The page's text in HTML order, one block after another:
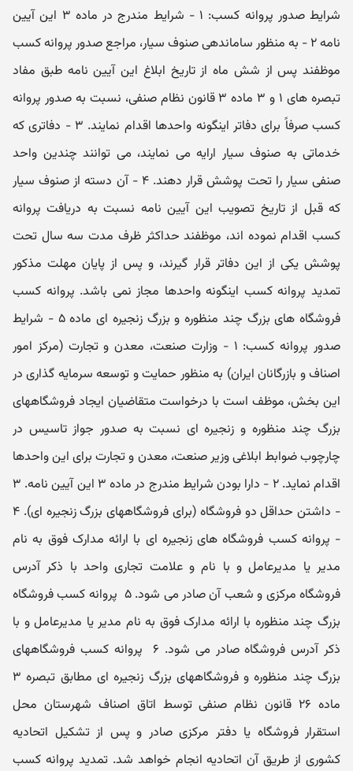
شرایط صدور پروانه کسب: ۱ - شرایط مندرج در ماده ۳ این آیین
نامه ۲ - به منظور ساماندهی صنوف سیار، مراجع صدور پروانه کسب
موظفند پس از شش ماه از تاریخ ابلاغ این آیین نامه طبق مفاد
تبصره های ۱ و ۳ ماده ۳ قانون نظام صنفی، نسبت به صدور پروانه
کسب صرفاً برای دفاتر اینگونه واحدها اقدام نمایند. ۳ - دفاتری که
خدماتی به صنوف سیار ارایه می نمایند، می توانند چندین واحد
صنفی سیار را تحت پوشش قرار دهند. ۴ - آن دسته از صنوف سیار
که قبل از تاریخ تصویب این آیین نامه نسبت به دریافت پروانه
کسب اقدام نموده اند، موظفند حداکثر ظرف مدت سه سال تحت
پوشش یکی از این دفاتر قرار گیرند، و پس از پایان مهلت مذکور
تمدید پروانه کسب اینگونه واحدها مجاز نمی باشد. پروانه کسب
فروشگاه ‏های بزرگ چند منظوره و بزرگ زنجیره ‏ای ماده ۵ - شرایط
صدور پروانه کسب: ۱ - وزارت صنعت، معدن و تجارت (مرکز امور
اصناف و بازرگانان ایران) به منظور حمایت و توسعه سرمایه ‏گذاری در
این بخش، موظف است با درخواست متقاضیان ایجاد فروشگاههای
بزرگ چند منظوره و زنجیره ‏ای نسبت به صدور جواز تاسیس در
چارچوب ضوابط ابلاغی وزیر صنعت، معدن و تجارت برای این واحدها
اقدام نماید. ۲ - دارا بودن شرایط مندرج در ماده ۳ این آیین نامه. ۳
- داشتن حداقل دو فروشگاه (برای فروشگاههای بزرگ زنجیره ‏ای). ۴
- پروانه کسب فروشگاه‏ های زنجیره ‏ای با ارائه مدارک فوق به نام
مدیر یا مدیرعامل و با نام و علامت تجاری واحد با ذکر آدرس
فروشگاه مرکزی و شعب آن صادر می ‏شود. ۵ ­ پروانه کسب فروشگاه
بزرگ چند منظوره با ارائه مدارک فوق به نام مدیر یا مدیرعامل و با
ذکر آدرس فروشگاه صادر می شود. ۶ ­ پروانه کسب فروشگاههای
بزرگ چند منظوره و فروشگاههای بزرگ زنجیره ‏ای مطابق تبصره ۳
ماده ۲۶ قانون نظام صنفی توسط اتاق اصناف شهرستان محل
استقرار فروشگاه یا دفتر مرکزی صادر و پس از تشکیل اتحادیه
کشوری از طریق آن اتحادیه انجام خواهد شد. تمدید پروانه کسب